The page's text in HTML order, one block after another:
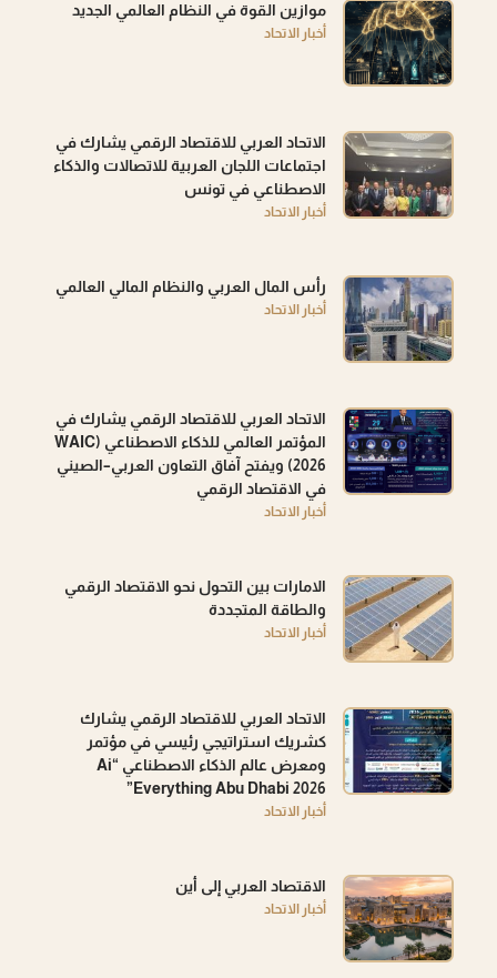
موازين القوة في النظام العالمي الجديد
أخبار الاتحاد
الاتحاد العربي للاقتصاد الرقمي يشارك في
اجتماعات اللجان العربية للاتصالات والذكاء
الاصطناعي في تونس
أخبار الاتحاد
رأس المال العربي والنظام المالي العالمي
أخبار الاتحاد
الاتحاد العربي للاقتصاد الرقمي يشارك في
المؤتمر العالمي للذكاء الاصطناعي (WAIC
2026) ويفتح آفاق التعاون العربي–الصيني
في الاقتصاد الرقمي
أخبار الاتحاد
الامارات بين التحول نحو الاقتصاد الرقمي
والطاقة المتجددة
أخبار الاتحاد
الاتحاد العربي للاقتصاد الرقمي يشارك
كشريك استراتيجي رئيسي في مؤتمر
ومعرض عالم الذكاء الاصطناعي “Ai
Everything Abu Dhabi 2026”
أخبار الاتحاد
الاقتصاد العربي إلى أين
أخبار الاتحاد